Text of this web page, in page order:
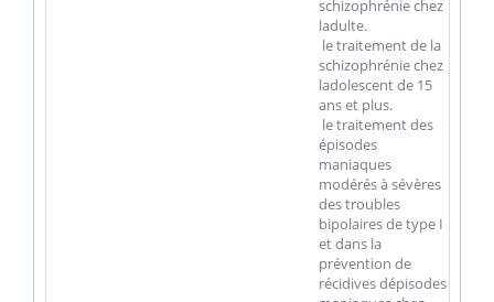
schizophrénie chez
ladulte.
 le traitement de la
schizophrénie chez
ladolescent de 15
ans et plus.
 le traitement des
épisodes
maniaques
modérés à sévères
des troubles
bipolaires de type I
et dans la
prévention de
récidives dépisodes